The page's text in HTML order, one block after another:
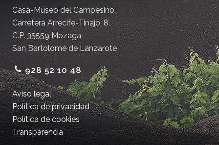
Casa-Museo del Campesino.
Carretera Arrecife-Tinajo, 8.
C.P. 35559 Mozaga
San Bartolomé de Lanzarote
928 52 10 48
Aviso legal
Política de privacidad
Política de cookies
Transparencia